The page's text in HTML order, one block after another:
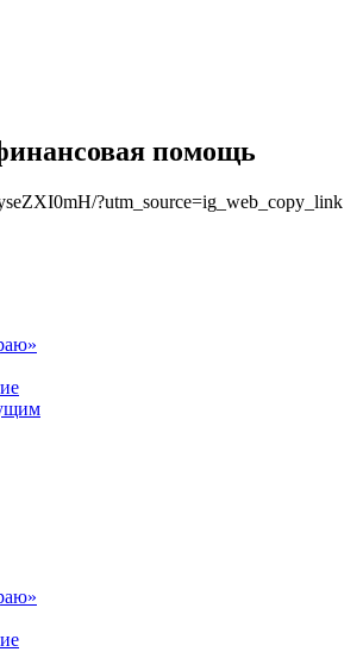
помощь
?utm_source=ig_web_copy_link